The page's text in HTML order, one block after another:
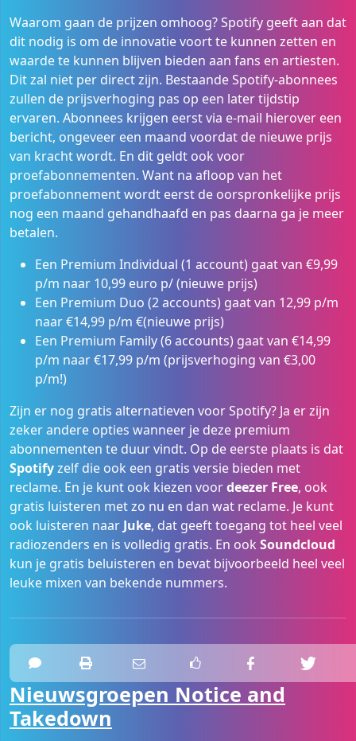
Waarom gaan de prijzen omhoog? Spotify geeft aan dat
dit nodig is om de innovatie voort te kunnen zetten en
waarde te kunnen blijven bieden aan fans en artiesten.
Dit zal niet per direct zijn. Bestaande Spotify-abonnees
zullen de prijsverhoging pas op een later tijdstip
ervaren. Abonnees krijgen eerst via e-mail hierover een
bericht, ongeveer een maand voordat de nieuwe prijs
van kracht wordt. En dit geldt ook voor
proefabonnementen. Want na afloop van het
proefabonnement wordt eerst de oorspronkelijke prijs
nog een maand gehandhaafd en pas daarna ga je meer
betalen.
Een Premium Individual (1 account) gaat van €9,99
p/m naar 10,99 euro p/ (nieuwe prijs)
Een Premium Duo (2 accounts) gaat van 12,99 p/m
naar €14,99 p/m €(nieuwe prijs)
Een Premium Family (6 accounts) gaat van €14,99
p/m naar €17,99 p/m (prijsverhoging van €3,00
p/m!)
Zijn er nog gratis alternatieven voor Spotify? Ja er zijn
zeker andere opties wanneer je deze premium
abonnementen te duur vindt. Op de eerste plaats is dat
Spotifyzelf die ook een gratis versie bieden met
reclame. En je kunt ook kiezen voordeezer Free, ook
gratis luisteren met zo nu en dan wat reclame. Je kunt
ook luisteren naar Juke, dat geeft toegang tot heel veel
radiozenders en is volledig gratis. En ook Soundcloud
kun je gratis beluisteren en bevat bijvoorbeeld heel veel
leuke mixen van bekende nummers.
Nieuwsgroepen Notice and
Takedown